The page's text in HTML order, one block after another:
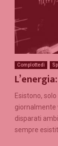
Complottedì
Esistono,
giornalmente
disparati
sempre